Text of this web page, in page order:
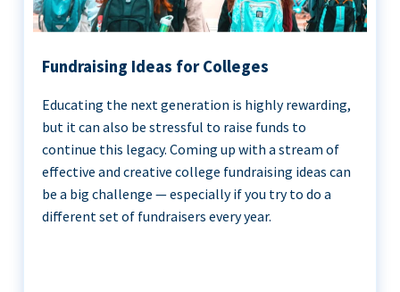
Fundraising Ideas for Colleges
Educating the next generation is highly rewarding,
but it can also be stressful to raise funds to
continue this legacy. Coming up with a stream of
effective and creative college fundraising ideas can
be a big challenge — especially if you try to do a
different set of fundraisers every year.